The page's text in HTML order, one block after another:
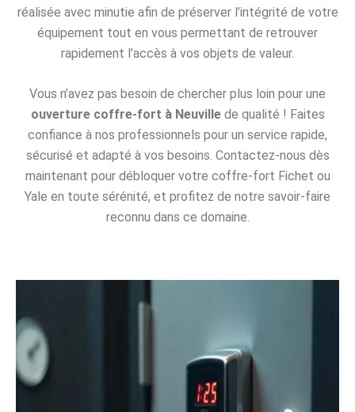
réalisée avec minutie afin de préserver l’intégrité de votre
équipement tout en vous permettant de retrouver
rapidement l’accès à vos objets de valeur.
Vous n’avez pas besoin de chercher plus loin pour une
ouverture coffre-fort à Neuvillede qualité ! Faites
confiance à nos professionnels pour un service rapide,
sécurisé et adapté à vos besoins. Contactez-nous dès
maintenant pour débloquer votre coffre-fort Fichet ou
Yale en toute sérénité, et profitez de notre savoir-faire
reconnu dans ce domaine.